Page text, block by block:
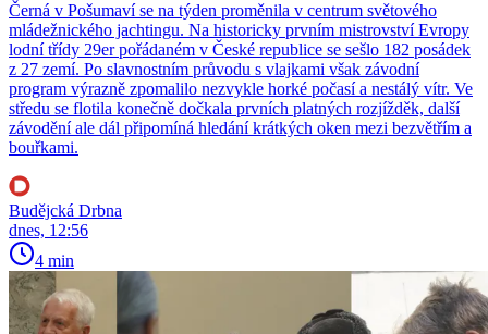
Černá v Pošumaví se na týden proměnila v centrum světového
mládežnického jachtingu. Na historicky prvním mistrovství Evropy
lodní třídy 29er pořádaném v České republice se sešlo 182 posádek
z 27 zemí. Po slavnostním průvodu s vlajkami však závodní
program výrazně zpomalilo nezvykle horké počasí a nestálý vítr. Ve
středu se flotila konečně dočkala prvních platných rozjížděk, další
závodění ale dál připomíná hledání krátkých oken mezi bezvětřím a
bouřkami.
Budějcká Drbna
dnes, 12:56
4 min